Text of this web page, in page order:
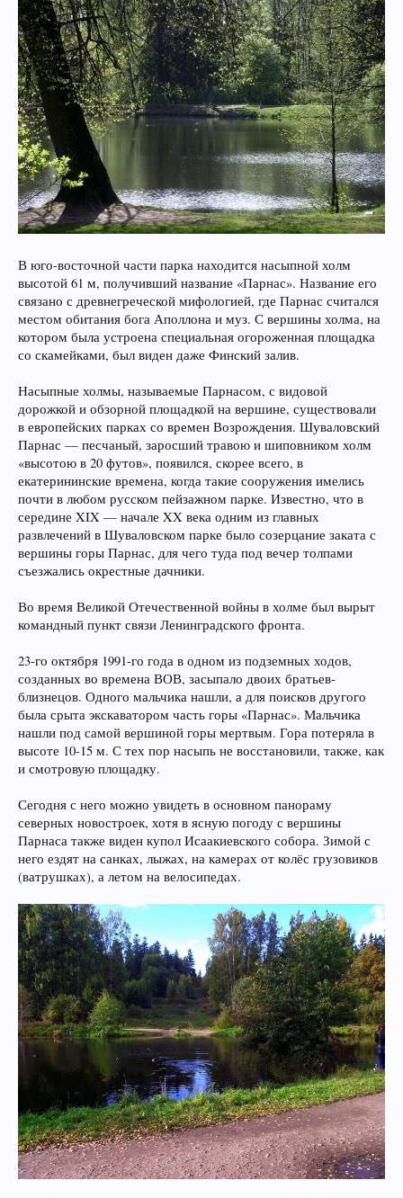
В юго-восточной части парка находится насыпной холм
высотой 61 м, получивший название «Парнас». Название его
связано с древнегреческой мифологией, где Парнас считался
местом обитания бога Аполлона и муз. С вершины холма, на
котором была устроена специальная огороженная площадка
со скамейками, был виден даже Финский залив.
Насыпные холмы, называемые Парнасом, с видовой
дорожкой и обзорной площадкой на вершине, существовали
в европейских парках со времен Возрождения. Шуваловский
Парнас — песчаный, заросший травою и шиповником холм
«высотою в 20 футов», появился, скорее всего, в
екатерининские времена, когда такие сооружения имелись
почти в любом русском пейзажном парке. Известно, что в
середине XIX — начале XX века одним из главных
развлечений в Шуваловском парке было созерцание заката с
вершины горы Парнас, для чего туда под вечер толпами
съезжались окрестные дачники.
Во время Великой Отечественной войны в холме был вырыт
командный пункт связи Ленинградского фронта.
23-го октября 1991-го года в одном из подземных ходов,
созданных во времена ВОВ, засыпало двоих братьев-
близнецов. Одного мальчика нашли, а для поисков другого
была срыта экскаватором часть горы «Парнас». Мальчика
нашли под самой вершиной горы мертвым. Гора потеряла в
высоте 10-15 м. С тех пор насыпь не восстановили, также, как
и смотровую площадку.
Сегодня с него можно увидеть в основном панораму
северных новостроек, хотя в ясную погоду с вершины
Парнаса также виден купол Исаакиевского собора. Зимой с
него ездят на санках, лыжах, на камерах от колёс грузовиков
(ватрушках), а летом на велосипедах.